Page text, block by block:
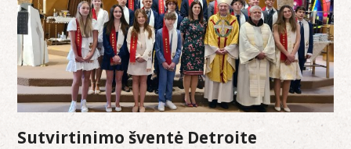
Sutvirtinimo šventė Detroite